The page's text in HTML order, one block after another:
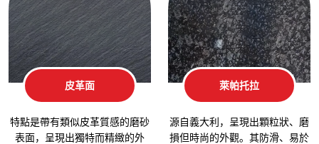
皮革面
特點是帶有類似皮革質感的磨砂
表面，呈現出獨特而精緻的外
萊帕托拉
源自義大利，呈現出顆粒狀、磨
損但時尚的外觀。其防滑、易於